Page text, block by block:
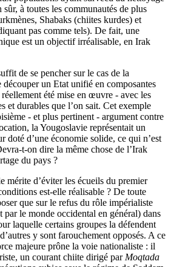
à toutes les communautés de plus
Shabaks (chiites kurdes) et
pas comme tels). De fait, une
est un objectif irréalisable, en Irak
de se pencher sur le cas de la
un Etat unifié en composantes
été mise en œuvre - avec les
et durables que l’on sait. Cet exemple
- et plus pertinent - argument contre
la Yougoslavie représentait un
doté d’une économie solide, ce qui n’est
t-on dire la même chose de l’Irak
du pays ?
mérite d’éviter les écueils du premier
est-elle réalisable ? De toute
que sur le refus du rôle impérialiste
par le monde occidental en général) dans
laquelle certains groupes la défendent
y sont farouchement opposés. A ce
majeure prône la voie nationaliste : il
un courant chiite dirigé par Moqtada